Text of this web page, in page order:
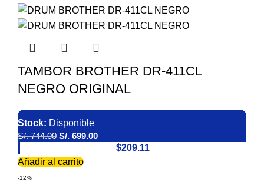
TAMBOR BROTHER DR-411CL
NEGRO ORIGINAL
Stock: Disponible
S/.744.00 S/. 699.00
$209.11
Añadir al carrito
-12%